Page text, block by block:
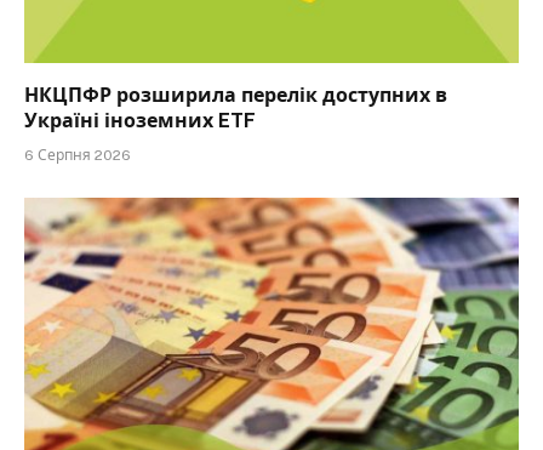
НКЦПФР розширила перелік доступних в
Україні іноземних ETF
6 Серпня 2026